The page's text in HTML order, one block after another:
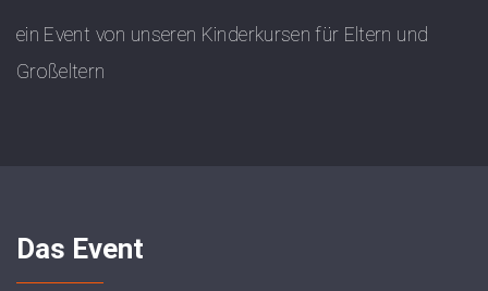
ein Event von unseren Kinderkursen für Eltern und
Großeltern
Das Event